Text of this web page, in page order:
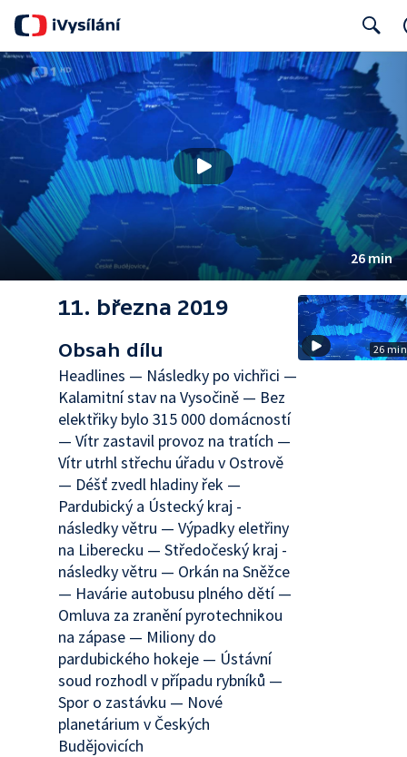
Search
26 min
11. března 2019
Obsah dílu
Headlines — Následky po vichřici —
Kalamitní stav na Vysočině — Bez
elektřiky bylo 315 000 domácností
— Vítr zastavil provoz na tratích —
Vítr utrhl střechu úřadu v Ostrově
— Déšť zvedl hladiny řek —
Pardubický a Ústecký kraj -
následky větru — Výpadky eletřiny
na Liberecku — Středočeský kraj -
následky větru — Orkán na Sněžce
— Havárie autobusu plného dětí —
Omluva za zranění pyrotechnikou
na zápase — Miliony do
pardubického hokeje — Ústávní
soud rozhodl v případu rybníků —
Spor o zastávku — Nové
planetárium v Českých
Budějovicích
26 min